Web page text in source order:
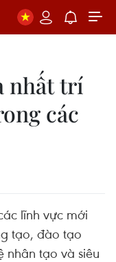
nhất trí
các
lĩnh vực mới
tạo, đào tạo
nhân tạo và siêu